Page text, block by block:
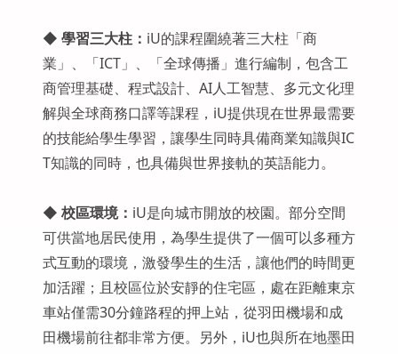
◆ 學習三大柱： iU的課程圍繞著三大柱「商
業」、「ICT」、「全球傳播」進行編制，包含工
商管理基礎、程式設計、AI人工智慧、多元文化理
解與全球商務口譯等課程，iU提供現在世界最需要
的技能給學生學習，讓學生同時具備商業知識與IC
T知識的同時，也具備與世界接軌的英語能力。
◆ 校區環境： iU是向城市開放的校園。部分空間
可供當地居民使用，為學生提供了一個可以多種方
式互動的環境，激發學生的生活，讓他們的時間更
加活躍；且校區位於安靜的住宅區，處在距離東京
車站僅需30分鐘路程的押上站，從羽田機場和成
田機場前往都非常方便。另外，iU也與所在地墨田